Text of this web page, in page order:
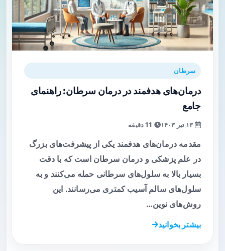
سرطان
درمان‌های هدفمند در درمان سرطان: راهنمای
جامع
مقدمه درمان‌های هدفمند یکی از پیشرفت‌های بزرگ
در علم پزشکی و درمان سرطان است که با دقت
بسیار بالا به سلول‌های سرطانی حمله می‌کنند و به
سلول‌های سالم آسیب کمتری می‌رسانند. این
روش‌های نوین…
بیشتر بخوانید